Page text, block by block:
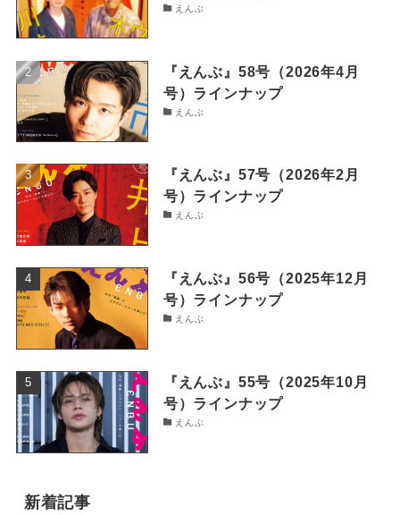
えんぶ
『えんぶ』58号（2026年4月
号）ラインナップ
えんぶ
『えんぶ』57号（2026年2月
号）ラインナップ
えんぶ
『えんぶ』56号（2025年12月
号）ラインナップ
えんぶ
『えんぶ』55号（2025年10月
号）ラインナップ
えんぶ
新着記事